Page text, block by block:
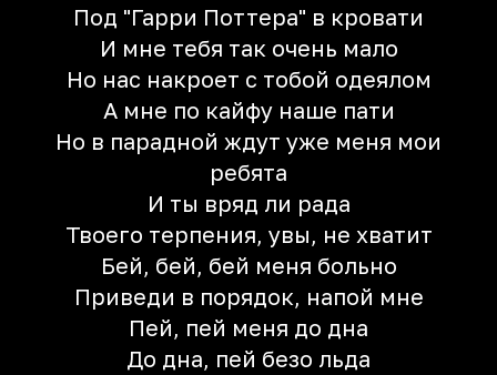
Под "Гарри Поттера" в кровати
И мне тебя так очень мало
Но нас накроет с тобой одеялом
А мне по кайфу наше пати
Но в парадной ждут уже меня мои
ребята
И ты вряд ли рада
Твоего терпения, увы, не хватит
Бей, бей, бей меня больно
Приведи в порядок, напой мне
Пей, пей меня до дна
До дна, пей безо льда